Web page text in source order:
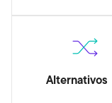
Alternativos